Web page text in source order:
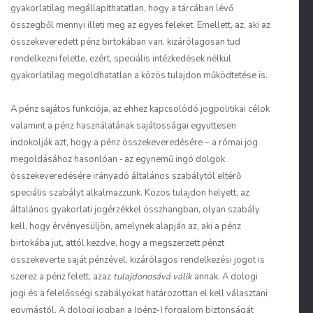
gyakorlatilag megállapíthatatlan, hogy a tárcában lévő
összegből mennyi illeti meg az egyes feleket. Emellett, az, aki az
összekeveredett pénz birtokában van, kizárólagosan tud
rendelkezni felette, ezért, speciális intézkedések nélkül
gyakorlatilag megoldhatatlan a közös tulajdon működtetése is.
A pénz sajátos funkciója, az ehhez kapcsolódó jogpolitikai célok
valamint a pénz használatának sajátosságai együttesen
indokolják azt, hogy a pénz összekeveredésére – a római jog
megoldásához hasonlóan ‑ az egynemű ingó dolgok
összekeveredésére irányadó általános szabálytól eltérő
speciális szabályt alkalmazzunk. Közös tulajdon helyett, az
általános gyakorlati jogérzékkel összhangban, olyan szabály
kell, hogy érvényesüljön, amelynek alapján az, aki a pénz
birtokába jut, attól kezdve, hogy a megszerzett pénzt
összekeverte saját pénzével, kizárólagos rendelkezési jogot is
szerez a pénz felett, azaz tulajdonosává válik annak. A dologi
jogi és a felelősségi szabályokat határozottan el kell választani
egymástól. A dologi jogban a (pénz-) forgalom biztonságát